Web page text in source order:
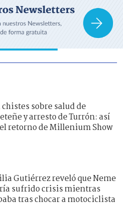
chistes sobre salud de
y arresto de Turrón: así
retorno de Millenium Show
Gutiérrez reveló que Neme
sufrido crisis mientras
tras chocar a motociclista